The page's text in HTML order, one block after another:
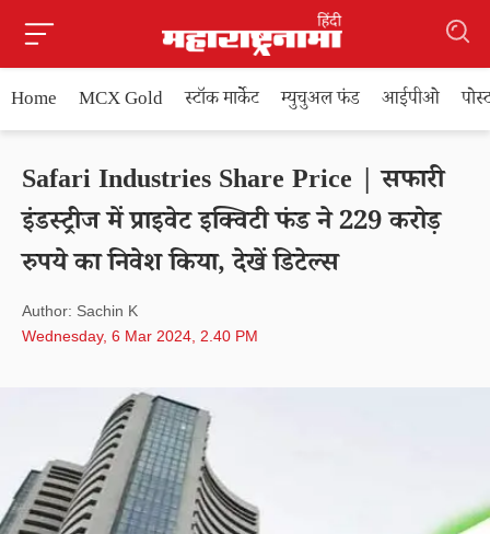
Home MCX Gold स्टॉक मार्केट म्युचुअल फंड आईपीओ
Safari Industries Share Price | सफारी
इंडस्ट्रीज में प्राइवेट इक्विटी फंड ने 229 करोड़
रुपये का निवेश किया, देखें डिटेल्स
Author: Sachin K
Wednesday, 6 Mar 2024, 2.40 PM